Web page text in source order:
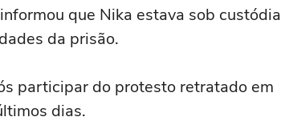
que Nika estava sob custódia
da prisão.
participar do protesto retratado em
dias.